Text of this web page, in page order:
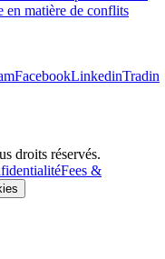
en matière de conflits
FacebookLinkedinTradin
droits réservés.
Fees &